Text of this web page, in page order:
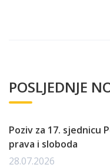
POSLJEDNJE
Poziv za 17. sjednicu
prava i sloboda
28.07.2026